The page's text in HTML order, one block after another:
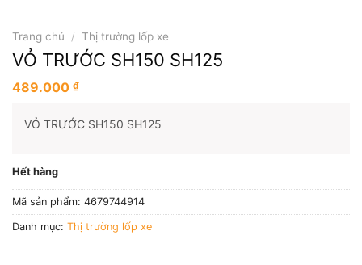
Trang chủ / Thị trường lốp xe
VỎ TRƯỚC SH150 SH125
489.000 ₫
VỎ TRƯỚC SH150 SH125
Hết hàng
Mã sản phẩm: 4679744914
Danh mục: Thị trường lốp xe